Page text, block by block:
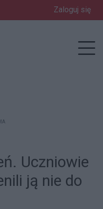
Zaloguj się
Uczniowie
ją nie do